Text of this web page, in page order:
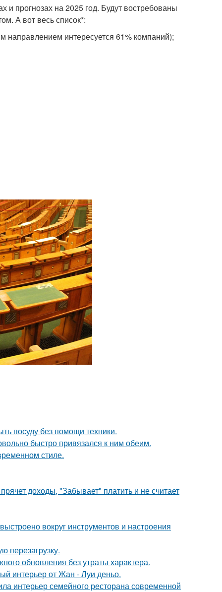
и прогнозах на 2025 год. Будут востребованы
А вот весь список*:
направлением интересуется 61% компаний);
посуду без помощи техники.
быстро привязался к ним обеим.
стиле.
доходы, "Забывает" платить и не считает
вокруг инструментов и настроения
перезагрузку.
обновления без утраты характера.
интерьер от Жан - Луи деньо.
интерьер семейного ресторана современной